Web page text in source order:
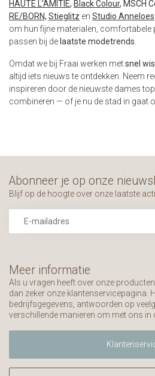
HAUTE L’AMITIÉ, Black Colour, MSCH
RE/BORN, Stieglitz en Studio Anneloes
om hun fijne materialen, comfortabele
passen bij delaatste modetrends
Omdat we bij Fraai werken metsnel
altijd iets nieuws te ontdekken. Neem
inspireren door de nieuwste dames
combineren — of je nu de stad in gaat
Meer informatie
Als u vragen heeft over onze
dan zeker onze klantenservicepagina.
bedrijfsgegevens, antwoorden op
verschillende manieren om met ons in
Abonneer je op onze
Blijf op de hoogte over onze laatste